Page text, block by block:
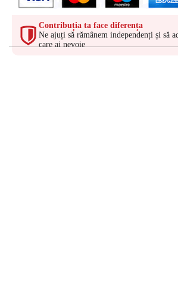
Contribuția ta face diferența
Ne ajuți să rămânem independenți și să
care ai nevoie